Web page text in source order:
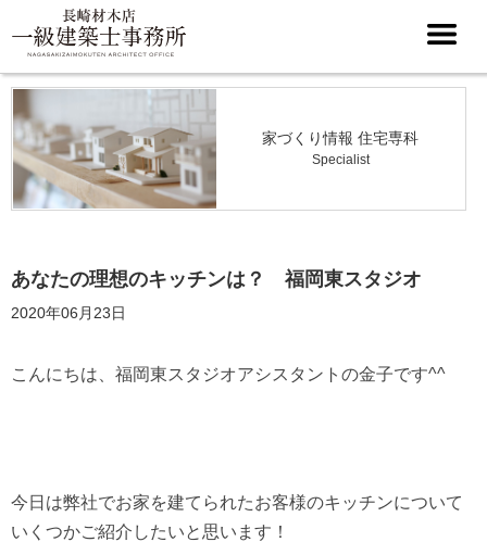
家づくり情報 住宅専科
Specialist
あなたの理想のキッチンは？ 福岡東スタジオ
2020年06月23日
こんにちは、福岡東スタジオアシスタントの金子です^^
今日は弊社でお家を建てられたお客様のキッチンについて
いくつかご紹介したいと思います！